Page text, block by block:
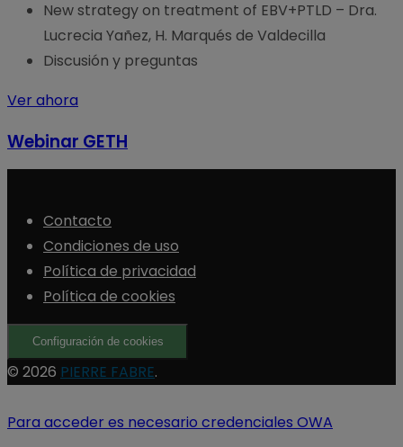
New strategy on treatment of EBV+PTLD – Dra.
Lucrecia Yañez, H. Marqués de Valdecilla
Discusión y preguntas
Ver ahora
Webinar GETH
Contacto
Condiciones de uso
Política de privacidad
Política de cookies
Configuración de cookies
© 2026 PIERRE FABRE.
Para acceder es necesario credenciales OWA